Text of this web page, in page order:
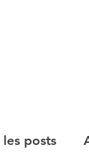
les posts